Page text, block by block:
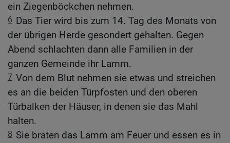
ein Ziegenböckchen nehmen.
6 Das Tier wird bis zum 14. Tag des Monats von
der übrigen Herde gesondert gehalten. Gegen
Abend schlachten dann alle Familien in der
ganzen Gemeinde ihr Lamm.
7 Von dem Blut nehmen sie etwas und streichen
es an die beiden Türpfosten und den oberen
Türbalken der Häuser, in denen sie das Mahl
halten.
8 Sie braten das Lamm am Feuer und essen es in